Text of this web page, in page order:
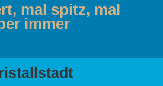
mal spitz, mal
immer